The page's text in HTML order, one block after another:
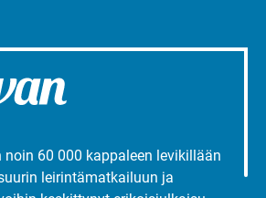
noin 60 000 kappaleen levikillään
leirintämatkailuun ja